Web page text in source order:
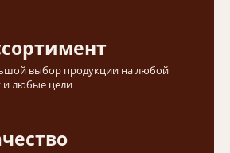
выбор продукции на любой
и любые цели